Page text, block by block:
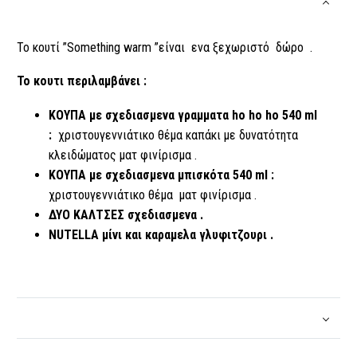
Το κουτί ”Something warm ”είναι ενα ξεχωριστό δώρο .
Το κουτι περιλαμβάνει :
KΟΥΠΑ με σχεδιασμενα γραμματα ho ho ho 540 ml
: χριστουγεννιάτικο θέμα καπάκι με δυνατότητα
κλειδώματος ματ φινίρισμα .
KΟΥΠΑ με σχεδιασμενα μπισκότα 540 ml :
χριστουγεννιάτικο θέμα ματ φινίρισμα .
ΔΥΟ ΚΑΛΤΣΕΣ σχεδιασμενα .
NUTELLA μίνι και καραμελα γλυφιτζουρι .